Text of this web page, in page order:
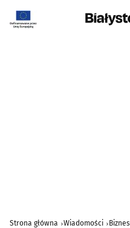
Strona główna Wiadomości Biznes